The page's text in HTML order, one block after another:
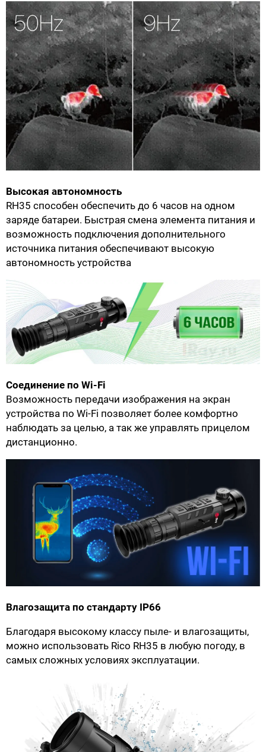
Высокая автономность
RH35 способен обеспечить до 6 часов на одном
заряде батареи. Быстрая смена элемента питания и
возможность подключения дополнительного
источника питания обеспечивают высокую
автономность устройства
Соединение по Wi-Fi
Возможность передачи изображения на экран
устройства по Wi-Fi позволяет более комфортно
наблюдать за целью, а так же управлять прицелом
дистанционно.
Влагозащита по стандарту IP66
Благодаря высокому классу пыле- и влагозащиты,
можно использовать Rico RH35 в любую погоду, в
самых сложных условиях эксплуатации.